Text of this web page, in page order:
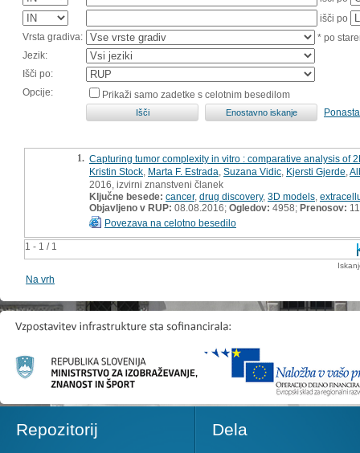
išči po
Vrsta gradiva:
* po
Jezik:
Išči po:
Opcije:
Prikaži samo zadetke s celotnim besedilom
1 - 1 / 1
1. Capturing tumor complexity in vitro : comparative analysis of
Kristin Stock Marta F. Estrada Suzana Vidic Kjersti Gjerde
2016, izvirni znanstveni članek
Ključne besede: cancer, drug discovery, 3D models
Objavljeno v RUP: 08.08.2016; Ogledov: 4958; Prenosov:
Povezava na celotno besedilo
Na vrh
Repozitorij Dela